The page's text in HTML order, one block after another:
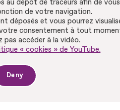
au dépôt de traceurs afin de vous
de votre navigation.
déposés et vous pourrez
consentement à tout
pas accéder à la vidéo.
« cookies » de YouTube.
Deny